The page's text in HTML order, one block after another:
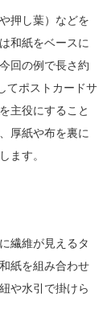
押し葉）などを
和紙をベースに
回の例で長さ約
てポストカードサ
主役にすること
厚紙や布を裏に
ます。
繊維が見えるタ
紙を組み合わせ
や水引で掛けら